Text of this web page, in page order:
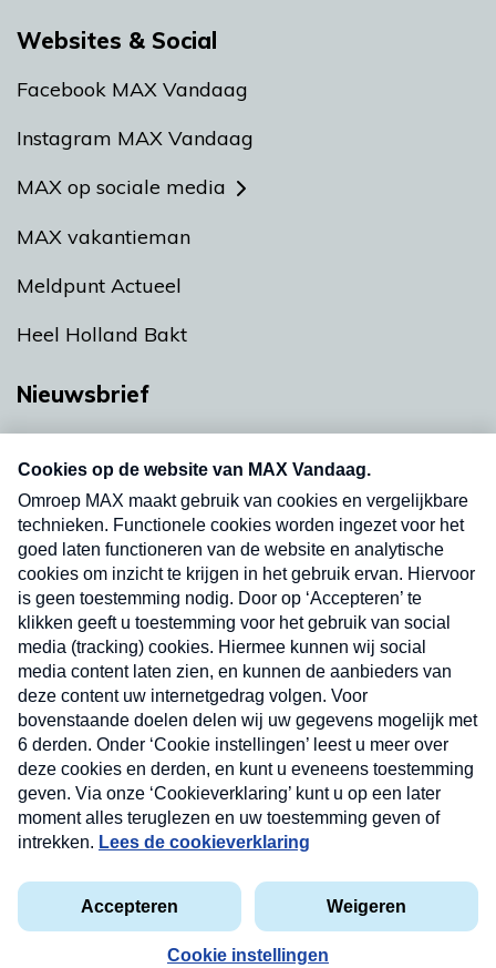
Websites & Social
Facebook MAX Vandaag
Instagram MAX Vandaag
MAX op sociale media
MAX vakantieman
Meldpunt Actueel
Heel Holland Bakt
Nieuwsbrief
nieuwsbrief. Elke vrijdag- en dinsdagochtend in
uw mailbox.
Verzend
Privacyverklaring
Cookieverklaring
Kwetsbaarheid melden
Copyright © 2026 MAX Vandaag - Omroep MAX
Nieuwsbrief
Neem hier een gratis abonnement op onze
nieuwsbrief. Elke vrijdag- en dinsdagochtend in uw